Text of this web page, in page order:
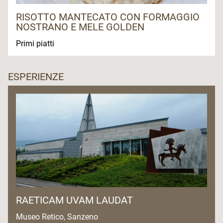
RISOTTO MANTECATO CON FORMAGGIO
NOSTRANO E MELE GOLDEN
Primi piatti
ESPERIENZE
RAETICAM UVAM LAUDAT
Museo Retico, Sanzeno